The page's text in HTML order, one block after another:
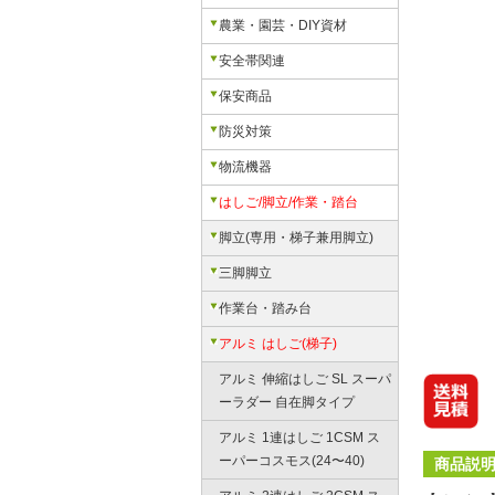
商品説明
農業・園芸・DIY資材
安全帯関連
保安商品
防災対策
物流機器
はしご/脚立/作業・踏台
脚立(専用・梯子兼用脚立)
三脚脚立
作業台・踏み台
アルミ はしご(梯子)
アルミ 伸縮はしご SL スーパ
ーラダー 自在脚タイプ
アルミ 1連はしご 1CSM ス
ーパーコスモス(24〜40)